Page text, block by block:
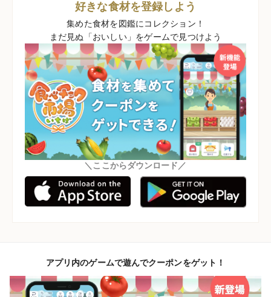
好きな食材を登録しよう
集めた食材を図鑑にコレクション！
まだ見ぬ「おいしい」をゲームで見つけよう
＼ここからダウンロード／
アプリ内のゲームで遊んでクーポンをゲット！